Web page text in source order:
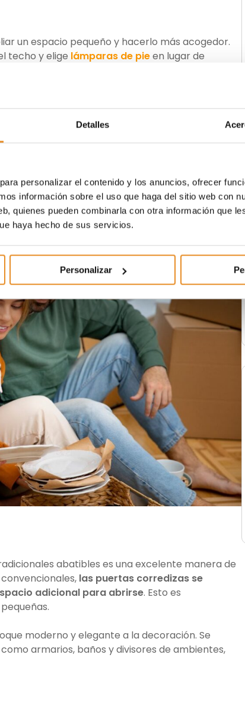
Detalles
personalizar el contenido y los anuncios, ofrecer
información sobre el uso que haga del sitio web con
quienes pueden combinarla con otra información que
haya hecho de sus servicios.
Personalizar
un espacio pequeño y hacerlo más acogedor.
techo y elige lámparas de pieen lugar de
que sean fáciles de mover. Las
de almacenamiento con ruedas
espacio reducido a diferentes necesidades.
abatibles es una excelente manera de
las puertas corredizas se
adicional para abrirse. Esto es
moderno y elegante a la decoración. Se
armarios, baños y divisores de ambientes,